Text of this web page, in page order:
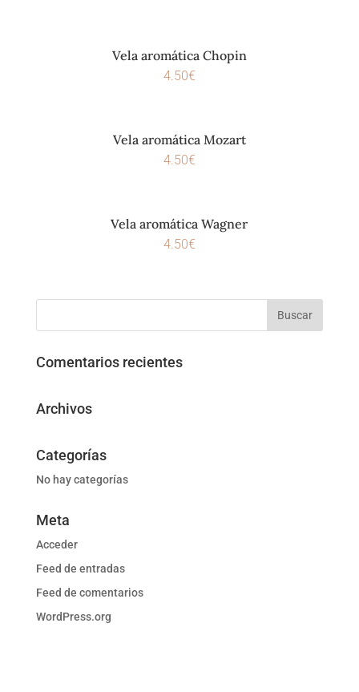
Vela aromática Chopin
4.50€
Vela aromática Mozart
4.50€
Vela aromática Wagner
4.50€
Comentarios recientes
Archivos
Categorías
No hay categorías
Meta
Acceder
Feed de entradas
Feed de comentarios
WordPress.org